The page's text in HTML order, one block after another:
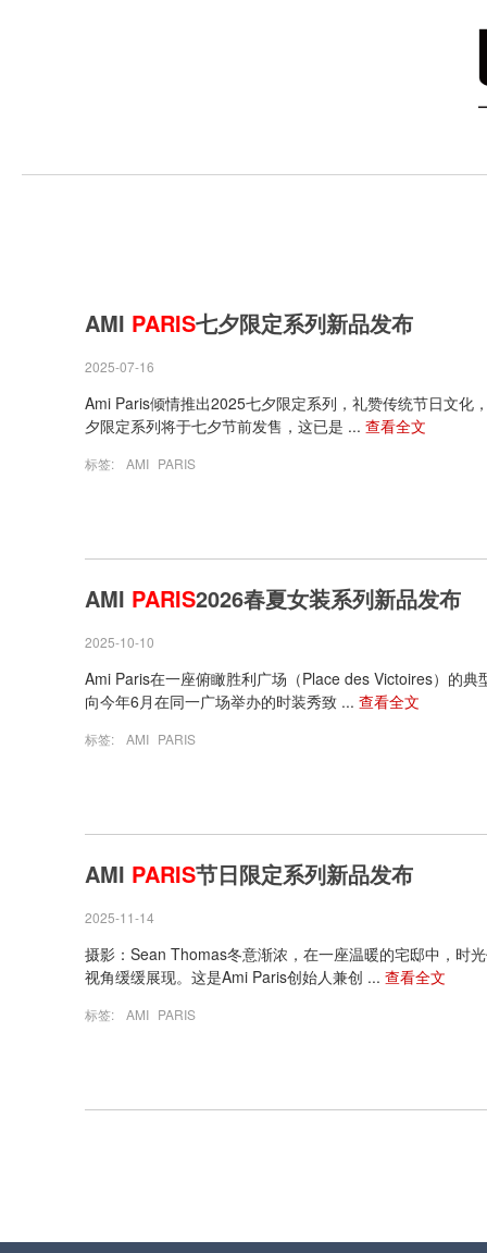
AMI PARIS七夕限定系列新品发布
2025-07-16
Ami Paris倾情推出2025七夕限定系列，礼赞传统节日文化
夕限定系列将于七夕节前发售，这已是 ... 查看全文
标签: AMI PARIS
AMI PARIS2026春夏女装系列新品发布
2025-10-10
Ami Paris在一座俯瞰胜利广场（Place des Victoires）的
向今年6月在同一广场举办的时装秀致 ... 查看全文
标签: AMI PARIS
AMI PARIS节日限定系列新品发布
2025-11-14
摄影：Sean Thomas冬意渐浓，在一座温暖的宅邸中，时
视角缓缓展现。这是Ami Paris创始人兼创 ... 查看全文
标签: AMI PARIS